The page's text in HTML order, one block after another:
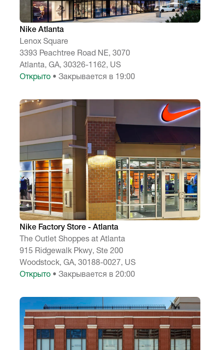
Nike Atlanta
Lenox Square
3393 Peachtree Road NE, 3070
Atlanta, GA, 30326-1162, US
Открыто • Закрывается в 19:00
Nike Factory Store - Atlanta
The Outlet Shoppes at Atlanta
915 Ridgewalk Pkwy, Ste 200
Woodstock, GA, 30188-0027, US
Открыто • Закрывается в 20:00